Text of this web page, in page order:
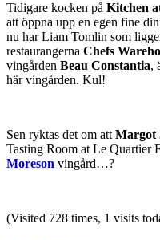
Tidigare kocken på Kitchen
att öppna upp en egen fine
nu har Liam Tomlin som
restaurangerna Chefs
vingården Beau Constantia,
här vingården. Kul!
Sen ryktas det om att Margot
Tasting Room at Le Quartier
Moreson vingård…?
(Visited 728 times, 1 visits